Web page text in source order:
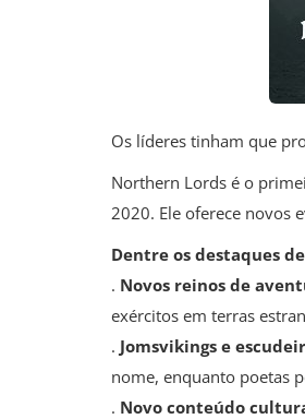
Os líderes tinham que
Northern Lords é o
2020. Ele oferece novos
Dentre os destaques
. Novos reinos de
exércitos em terras
. Jomsvikings e
nome, enquanto poetas
. Novo conteúdo